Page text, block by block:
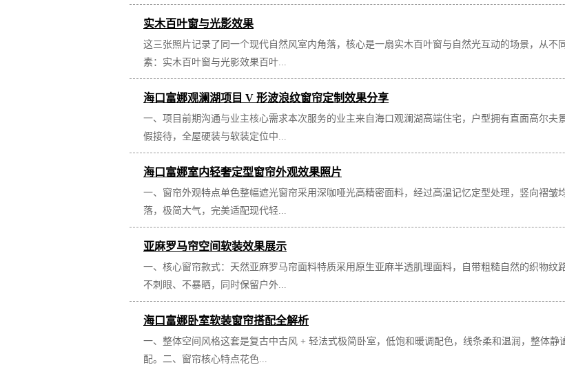
实木百叶窗与光影效果
这三张照片记录了同一个现代自然风室内角落，核心是一扇实木百叶窗与自然光互动的场景，从
素：实木百叶窗与光影效果百叶...
海口富娜观澜湖项目 V 形波浪纹窗帘定制效果分享
一、项目前期沟通与业主核心需求本次服务的业主来自海口观澜湖高端住宅，户型拥有直面高尔
假接待，全屋硬装与软装定位中...
海口富娜室内轻奢定型窗帘外观效果照片
一、窗帘外观特点单色整幅遮光窗帘采用深咖哑光高精密面料，经过高温记忆定型处理，竖向褶皱
落，极简大气，完美适配现代轻...
亚麻罗马帘空间软装效果展示
一、核心窗帘款式：天然亚麻罗马帘面料特质采用原生亚麻半透肌理面料，自带粗糙自然的织物纹
不刺眼、不暴晒，同时保留户外...
海口富娜卧室软装窗帘搭配全解析
一、整体空间风格这套是复古中古风 + 轻法式极简卧室，低饱和暖调配色，线条柔和温润，整体
配。二、窗帘核心特点花色...